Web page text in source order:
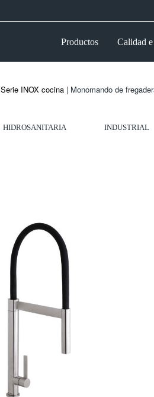
Productos Calidad
Serie INOX cocina | Monomando de
HIDROSANITARIA INDUSTRIAL